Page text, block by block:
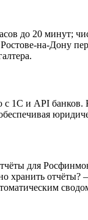
до 20 минут;
на-Дону
1С и API
для
хранить отчёты?